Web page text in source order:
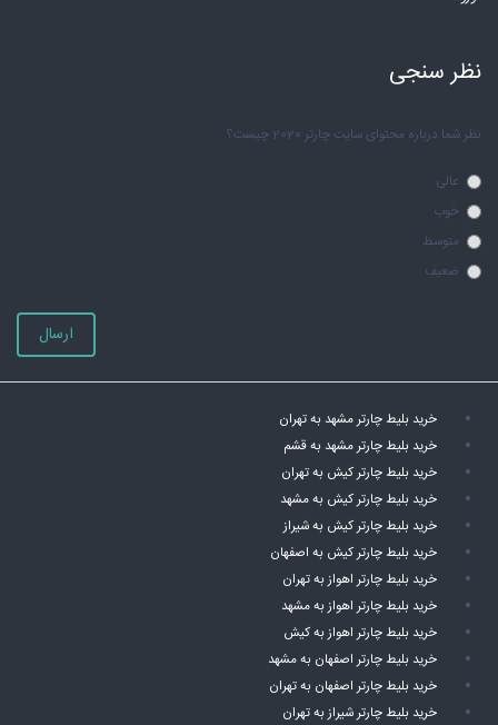
نظر سنجی
نظر شما درباره محتوای سایت چارتر 2020 چیست؟
عالی
خوب
متوسط
ضعیف
ارسال
خرید بلیط چارتر مشهد به تهران
خرید بلیط چارتر مشهد به قشم
خرید بلیط چارتر کیش به تهران
خرید بلیط چارتر کیش به مشهد
خرید بلیط چارتر کیش به شیراز
خرید بلیط چارتر کیش به اصفهان
خرید بلیط چارتر اهواز به تهران
خرید بلیط چارتر اهواز به مشهد
خرید بلیط چارتر اهواز به کیش
خرید بلیط چارتر اصفهان به مشهد
خرید بلیط چارتر اصفهان به تهران
خرید بلیط چارتر شیراز به تهران